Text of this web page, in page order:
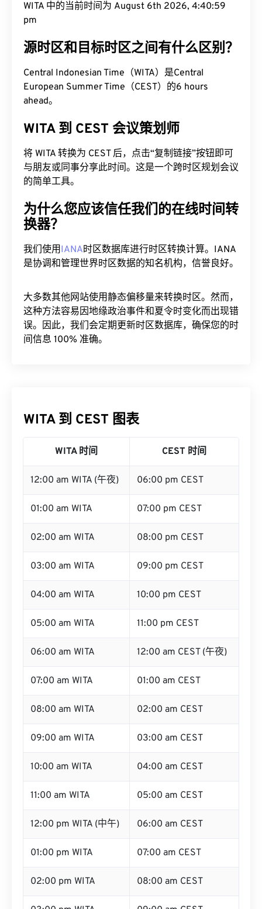
WITA 中的当前时间为 August 6th 2026, 4:41:00
pm
源时区和目标时区之间有什么区别？
Central Indonesian Time（WITA）是Central
European Summer Time（CEST）的6 hours
ahead。
WITA 到 CEST 会议策划师
将 WITA 转换为 CEST 后，点击“复制链接”按钮即可
与朋友或同事分享此时间。这是一个跨时区规划会议
的简单工具。
为什么您应该信任我们的在线时间转
换器？
我们使用IANA时区数据库进行时区转换计算。IANA
是协调和管理世界时区数据的知名机构，信誉良好。
大多数其他网站使用静态偏移量来转换时区。然而，
这种方法容易因地缘政治事件和夏令时变化而出现错
误。因此，我们会定期更新时区数据库，确保您的时
间信息 100% 准确。
WITA 到 CEST 图表
WITA 时间 CEST 时间
12:00 am WITA (午夜) 06:00 pm CEST
01:00 am WITA 07:00 pm CEST
02:00 am WITA 08:00 pm CEST
03:00 am WITA 09:00 pm CEST
04:00 am WITA 10:00 pm CEST
05:00 am WITA 11:00 pm CEST
06:00 am WITA 12:00 am CEST (午夜)
07:00 am WITA 01:00 am CEST
08:00 am WITA 02:00 am CEST
09:00 am WITA 03:00 am CEST
10:00 am WITA 04:00 am CEST
11:00 am WITA 05:00 am CEST
12:00 pm WITA (中午) 06:00 am CEST
01:00 pm WITA 07:00 am CEST
02:00 pm WITA 08:00 am CEST